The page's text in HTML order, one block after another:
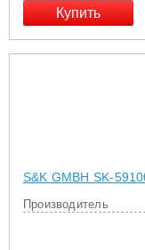
S&K GMBH SK-
Производитель